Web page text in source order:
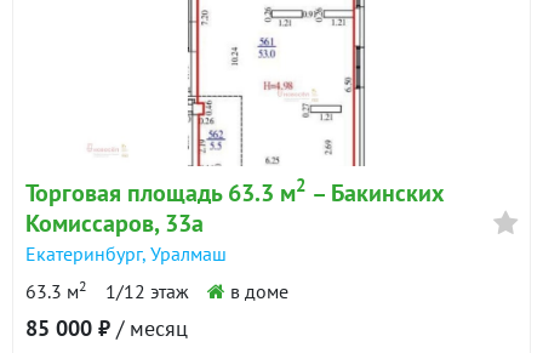
Торговая площадь 63.3 м2 – Бакинских
Комиссаров, 33а
Екатеринбург, Уралмаш
63.3 м2 1/12 этаж в доме
85 000 ₽ / месяц